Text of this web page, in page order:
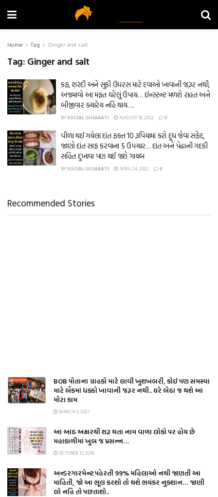
Home Tag Ginger and salt
Tag: Ginger and salt
કફ, શરદી અને સુકી ઉધરસ માટે દવાઓ ખાવાની જરૂર નથી,
અજમાવો આ મફત ઘરેલું ઉપાય… ઈન્સ્ટન્ટ મળશે રાહત અને
બીજીવાર ક્યારેય નહિ થાય….
BY SOCIAL GUJARATI AUGUST 18, 2022 0
પીળા થઈ ગયેલા દાંત ફક્ત 10 રૂપિયામાં કરો દૂધ જેવા સફેદ,
જાણો દાંત સાફ કરવાના 5 ઉપચાર… દાંત અને પેઢાની ગંદકી
સહિત દુખાવા પણ થઈ જશે ગાયબ
BY SOCIAL GUJARATI APRIL 24, 2022 0
Recommended Stories
BOB પોતાના ગ્રાહકો માટે લાવી ખુશખબરી, કોઈ પણ સમસ્યા
માટે બેંકમાં ધક્કો ખાવાની જરૂર નથી.. ઘરે બેઠા જ થશે આ
મોટા કામ
MARCH 3, 2021
આ આઠ અક્ષરથી શરૂ થતા નામ વાળા લોકો પર હોય છે
મહાકાળીમાં ખુબ જ પ્રસન્ન…
OCTOBER 13, 2018
અન્ડરગારમેન્ટ પહેરતી 99% મહિલાઓ નથી જાણતી આ
માહિતી, જો આ ભૂલ કરશો તો થશે ભયંકર નુકશાન… જાણી
લો નહિ તો પછતાશો..